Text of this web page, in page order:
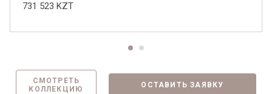
731 523 KZT
СМОТРЕТЬ
КОЛЛЕКЦИЮ
ОСТАВИТЬ ЗАЯВКУ